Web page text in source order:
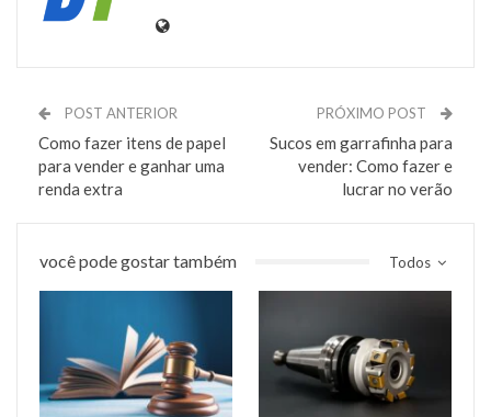
POST ANTERIOR
Como fazer itens de papel
para vender e ganhar uma
renda extra
PRÓXIMO POST
Sucos em garrafinha para
vender: Como fazer e
lucrar no verão
Todos
você pode gostar também